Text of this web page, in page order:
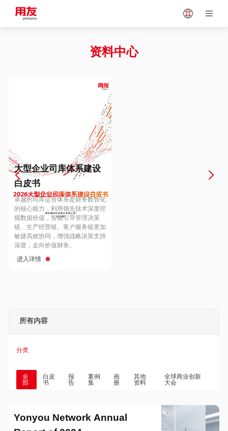
Vietnam
Europe
Hungary
Hong Kong
资料中心
大型企业司库体系建设
白皮书
卓越的司库运营体系是财务数智化
的核心能力，利用领先技术深度挖
掘数据价值，智能引导管理决策
链、生产经营链、客户服务链更加
敏捷高效协同，增强战略決策支持
深度，走向价值财务。
进入详情
所有内容
分类
全
部
白皮
书
报
告
案例
集
画
册
其他
资料
全球商业创新
大会
Yonyou Network Annual